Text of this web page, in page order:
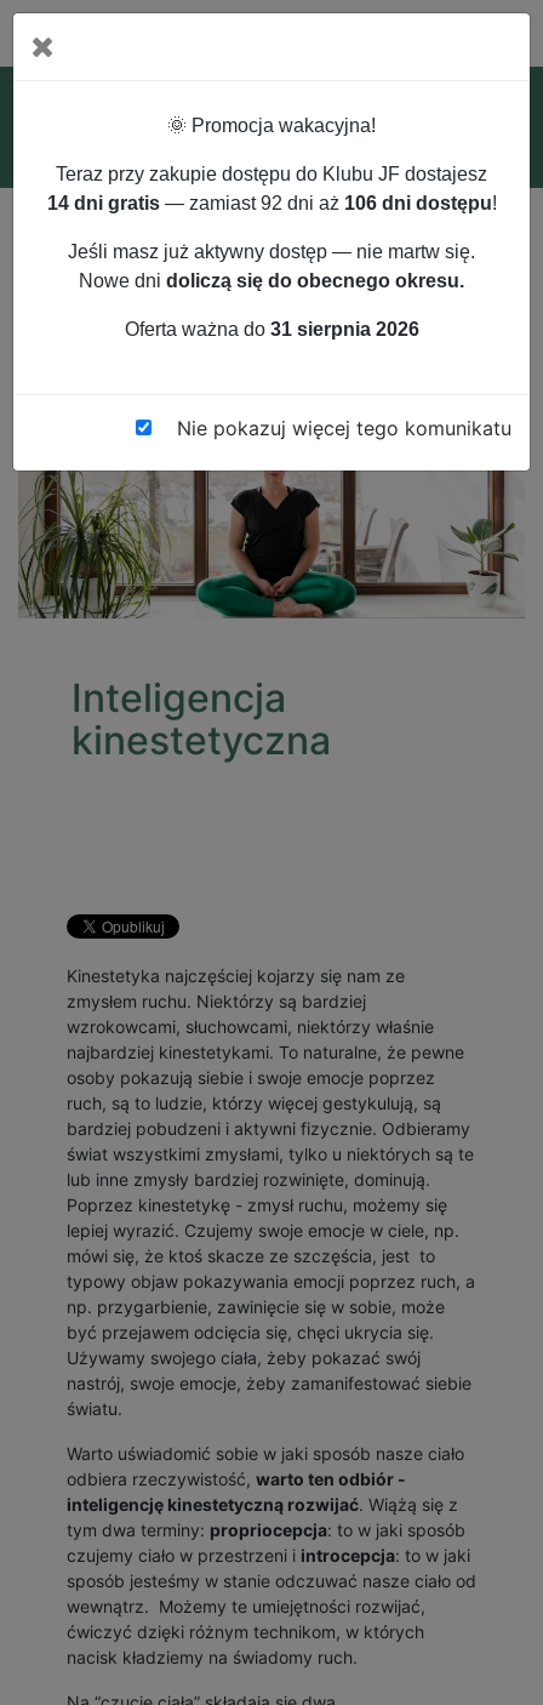
Inteligencja
kinestetyczna
Kinestetyka najczęściej kojarzy się nam ze
zmysłem ruchu. Niektórzy są bardziej
wzrokowcami, słuchowcami, niektórzy właśnie
najbardziej kinestetykami. To naturalne, że pewne
osoby pokazują siebie i swoje emocje poprzez
ruch, są to ludzie, którzy więcej gestykulują, są
bardziej pobudzeni i aktywni fizycznie. Odbieramy
świat wszystkimi zmysłami, tylko u niektórych są te
lub inne zmysły bardziej rozwinięte, dominują.
Poprzez kinestetykę - zmysł ruchu, możemy się
lepiej wyrazić. Czujemy swoje emocje w ciele, np.
mówi się, że ktoś skacze ze szczęścia, jest to
typowy objaw pokazywania emocji poprzez ruch, a
np. przygarbienie, zawinięcie się w sobie, może
być przejawem odcięcia się, chęci ukrycia się.
Używamy swojego ciała, żeby pokazać swój
nastrój, swoje emocje, żeby zamanifestować siebie
światu.
Warto uświadomić sobie w jaki sposób nasze ciało
odbiera rzeczywistość, warto ten odbiór -
inteligencję kinestetyczną rozwijać. Wiążą się z
tym dwa terminy: propriocepcja: to w jaki sposób
czujemy ciało w przestrzeni i introcepcja: to w jaki
sposób jesteśmy w stanie odczuwać nasze ciało od
wewnątrz. Możemy te umiejętności rozwijać,
ćwiczyć dzięki różnym technikom, w których
nacisk kładziemy na świadomy ruch.
🌞 Promocja wakacyjna!
Teraz przy zakupie dostępu do Klubu JF dostajesz
14 dni gratis— zamiast 92 dni aż 106 dni dostępu!
Jeśli masz już aktywny dostęp — nie martw się.
Nowe dni doliczą się do obecnego okresu.
Oferta ważna do 31 sierpnia 2026
Nie pokazuj więcej tego komunikatu